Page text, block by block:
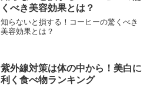
くべき美容効果とは？
知らないと損する！コーヒーの驚くべき
美容効果とは？
紫外線対策は体の中から！美白に
利く食べ物ランキング